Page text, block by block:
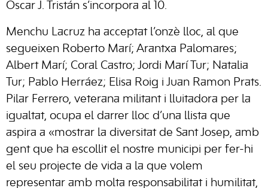
Oscar J. Tristán s’incorpora al 10.
Menchu Lacruz ha acceptat l’onzè lloc, al que
segueixen Roberto Marí; Arantxa Palomares;
Albert Marí; Coral Castro; Jordi Marí Tur; Natalia
Tur; Pablo Herráez; Elisa Roig i Juan Ramon Prats.
Pilar Ferrero, veterana militant i lluitadora per la
igualtat, ocupa el darrer lloc d’una llista que
aspira a «mostrar la diversitat de Sant Josep, amb
gent que ha escollit el nostre municipi per fer-hi
el seu projecte de vida a la que volem
representar amb molta responsabilitat i humilitat,